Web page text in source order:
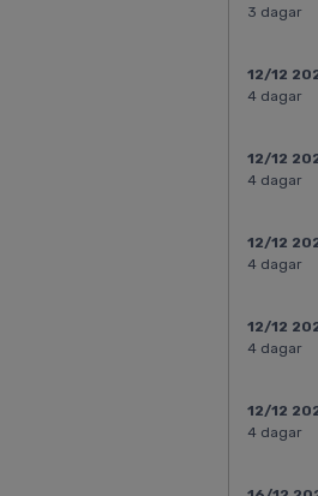
3 dagar
12/12
4 dagar
12/12
4 dagar
12/12
4 dagar
12/12
4 dagar
12/12
4 dagar